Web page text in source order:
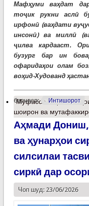
Мафҳуми ваҳдат
тоҷик рукни аслӣ
ирфонӣ (ваҳдати
инсонӣ) ва миллӣ
ҷилва кардааст.
бузург бар ин
офаридаҳои олам
воҳид-Худованд
барчасп: Интишорот
Муфассалтаро
шоирон ва
Аҳмади
ва ҳунарҳои
силсилаи
сиркӣ дар
Чоп шуд: 23/06/2026